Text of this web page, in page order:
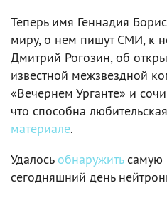
Теперь имя Геннадия
миру, о нем пишут СМИ, к
Дмитрий Рогозин, об
известной межзвездной
«Вечернем Урганте» и
что способна
материале.
Удалось обнаружитьсамую
сегодняшний день